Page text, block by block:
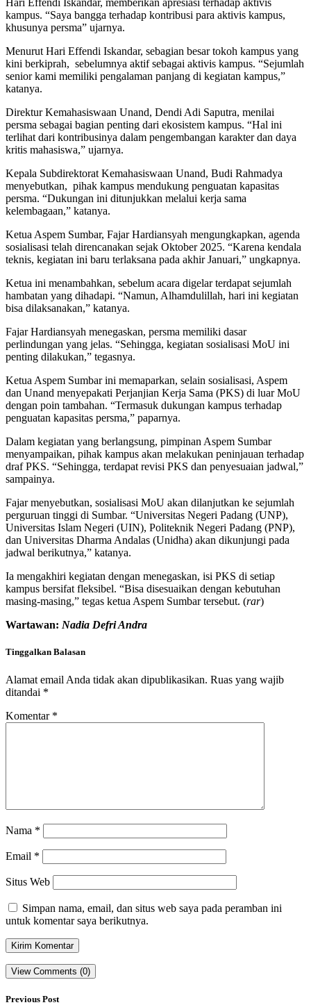
Hari Effendi Iskandar, memberikan apresiasi terhadap aktivis
kampus. “Saya bangga terhadap kontribusi para aktivis kampus,
khusunya persma” ujarnya.
Menurut Hari Effendi Iskandar, sebagian besar tokoh kampus yang
kini berkiprah, sebelumnya aktif sebagai aktivis kampus. “Sejumlah
senior kami memiliki pengalaman panjang di kegiatan kampus,”
katanya.
Direktur Kemahasiswaan Unand, Dendi Adi Saputra, menilai
persma sebagai bagian penting dari ekosistem kampus. “Hal ini
terlihat dari kontribusinya dalam pengembangan karakter dan daya
kritis mahasiswa,” ujarnya.
Kepala Subdirektorat Kemahasiswaan Unand, Budi Rahmadya
menyebutkan, pihak kampus mendukung penguatan kapasitas
persma. “Dukungan ini ditunjukkan melalui kerja sama
kelembagaan,” katanya.
Ketua Aspem Sumbar, Fajar Hardiansyah mengungkapkan, agenda
sosialisasi telah direncanakan sejak Oktober 2025. “Karena kendala
teknis, kegiatan ini baru terlaksana pada akhir Januari,” ungkapnya.
Ketua ini menambahkan, sebelum acara digelar terdapat sejumlah
hambatan yang dihadapi. “Namun, Alhamdulillah, hari ini kegiatan
bisa dilaksanakan,” katanya.
Fajar Hardiansyah menegaskan, persma memiliki dasar
perlindungan yang jelas. “Sehingga, kegiatan sosialisasi MoU ini
penting dilakukan,” tegasnya.
Ketua Aspem Sumbar ini memaparkan, selain sosialisasi, Aspem
dan Unand menyepakati Perjanjian Kerja Sama (PKS) di luar MoU
dengan poin tambahan. “Termasuk dukungan kampus terhadap
penguatan kapasitas persma,” paparnya.
Dalam kegiatan yang berlangsung, pimpinan Aspem Sumbar
menyampaikan, pihak kampus akan melakukan peninjauan terhadap
draf PKS. “Sehingga, terdapat revisi PKS dan penyesuaian jadwal,”
sampainya.
Fajar menyebutkan, sosialisasi MoU akan dilanjutkan ke sejumlah
perguruan tinggi di Sumbar. “Universitas Negeri Padang (UNP),
Universitas Islam Negeri (UIN), Politeknik Negeri Padang (PNP),
dan Universitas Dharma Andalas (Unidha) akan dikunjungi pada
jadwal berikutnya,” katanya.
Ia mengakhiri kegiatan dengan menegaskan, isi PKS di setiap
kampus bersifat fleksibel. “Bisa disesuaikan dengan kebutuhan
masing-masing,” tegas ketua Aspem Sumbar tersebut. (rar)
Wartawan: Nadia Defri Andra
Tinggalkan Balasan
Alamat email Anda tidak akan dipublikasikan. Ruas yang wajib
ditandai *
Komentar *
Nama *
Email *
Situs Web
Simpan nama, email, dan situs web saya pada peramban ini
untuk komentar saya berikutnya.
View Comments (0)
Previous Post